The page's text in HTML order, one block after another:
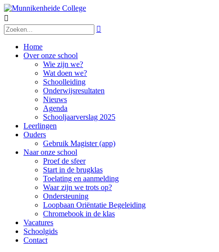


Home
Over onze school
Wie zijn we?
Wat doen we?
Schoolleiding
Onderwijsresultaten
Nieuws
Agenda
Schooljaarverslag 2025
Leerlingen
Ouders
Gebruik Magister (app)
Naar onze school
Proef de sfeer
Start in de brugklas
Toelating en aanmelding
Waar zijn we trots op?
Ondersteuning
Loopbaan Oriëntatie Begeleiding
Chromebook in de klas
Vacatures
Schoolgids
Contact